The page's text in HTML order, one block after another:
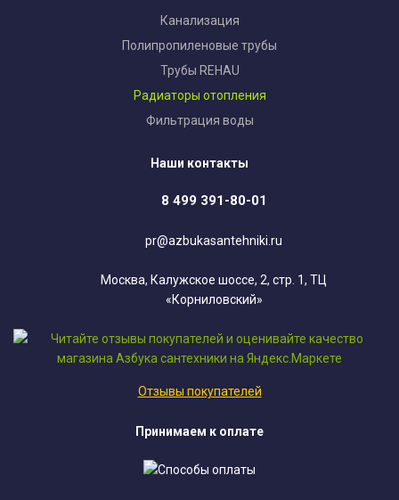
Канализация
Полипропиленовые трубы
Трубы REHAU
Радиаторы отопления
Фильтрация воды
Наши контакты
8 499 391-80-01
pr@azbukasantehniki.ru
Москва, Калужское шоссе, 2, стр. 1, ТЦ
«Корниловский»
Отзывы покупателей
Принимаем к оплате